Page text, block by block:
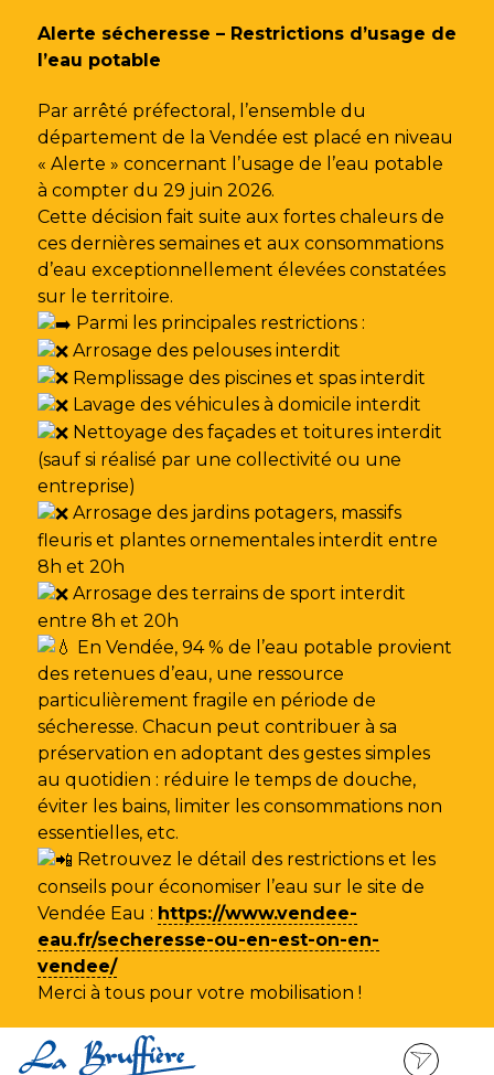
Alerte sécheresse – Restrictions d’usage de
l’eau potable
Par arrêté préfectoral, l’ensemble du
département de la Vendée est placé en niveau
« Alerte » concernant l’usage de l’eau potable
à compter du 29 juin 2026.
Cette décision fait suite aux fortes chaleurs de
ces dernières semaines et aux consommations
d’eau exceptionnellement élevées constatées
sur le territoire.
Parmi les principales restrictions :
Arrosage des pelouses interdit
Remplissage des piscines et spas interdit
Lavage des véhicules à domicile interdit
Nettoyage des façades et toitures interdit
(sauf si réalisé par une collectivité ou une
entreprise)
Arrosage des jardins potagers, massifs
fleuris et plantes ornementales interdit entre
8h et 20h
Arrosage des terrains de sport interdit
entre 8h et 20h
En Vendée, 94 % de l’eau potable provient
des retenues d’eau, une ressource
particulièrement fragile en période de
sécheresse. Chacun peut contribuer à sa
préservation en adoptant des gestes simples
au quotidien : réduire le temps de douche,
éviter les bains, limiter les consommations non
essentielles, etc.
Retrouvez le détail des restrictions et les
conseils pour économiser l’eau sur le site de
Vendée Eau : https://www.vendee-
eau.fr/secheresse-ou-en-est-on-en-
vendee/
Merci à tous pour votre mobilisation !
au
au